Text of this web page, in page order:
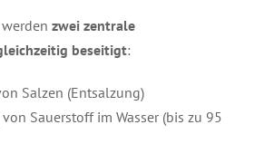
zwei zentrale
beseitigt:
Salzen (Entsalzung)
Sauerstoff im Wasser (bis zu 95